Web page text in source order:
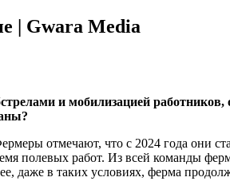
| Gwara Media
и мобилизацией работников,
отмечают, что с 2024 года они
полевых работ. Из всей команды
даже в таких условиях, ферма